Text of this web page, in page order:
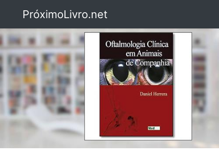
PróximoLivro.net